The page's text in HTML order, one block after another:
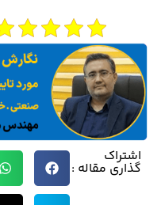
اشتراک
گذاری مقاله :